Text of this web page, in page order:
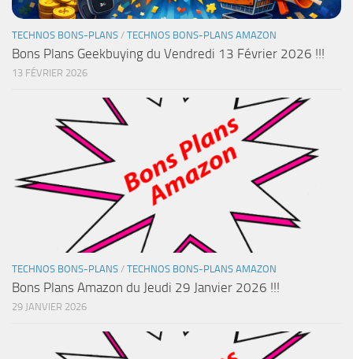
TECHNOS BONS-PLANS / TECHNOS BONS-PLANS AMAZON
Bons Plans Geekbuying du Vendredi 13 Février 2026 !!!
13 FÉVRIER 2026
TECHNOS BONS-PLANS / TECHNOS BONS-PLANS AMAZON
Bons Plans Amazon du Jeudi 29 Janvier 2026 !!!
29 JANVIER 2026